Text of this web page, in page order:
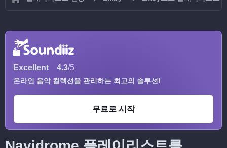
Excellent 4.3/5
온라인 음악 컬렉션을 관리하는 최고의 솔루션!
무료로 시작